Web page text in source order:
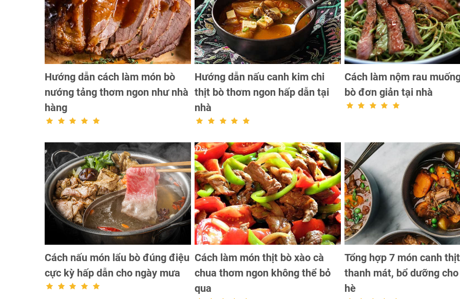
Hướng dẫn cách làm món bò
nướng tảng thơm ngon như nhà
hàng
Hướng dẫn nấu canh kim chi
thịt bò thơm ngon hấp dẫn tại
nhà
Cách làm nộm rau
bò đơn giản tại nhà
Cách nấu món lẩu bò đúng điệu
cực kỳ hấp dẫn cho ngày mưa
Cách làm món thịt bò xào cà
chua thơm ngon không thể bỏ
qua
Tổng hợp 7 món canh
thanh mát, bổ dưỡng
hè